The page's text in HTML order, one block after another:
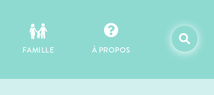
FAMILLE

À PROPOS
